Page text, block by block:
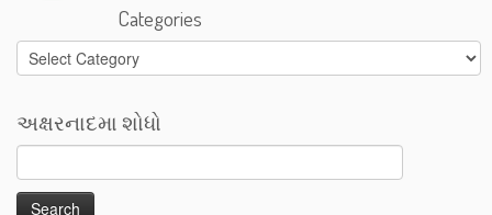
Categories
Categories
અક્ષરનાદમા શોધો